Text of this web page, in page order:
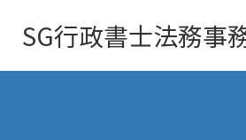
SG行政書士法務事